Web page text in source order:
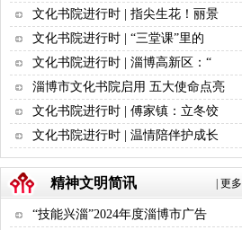
文化书院进行时 | 指尖生花！丽景
文化书院进行时 | “三堂课”里的
文化书院进行时 | 淄博高新区：“
淄博市文化书院启用 五大使命点亮
文化书院进行时 | 傅家镇：立冬饺
文化书院进行时 | 温情陪伴护成长
更多
精神文明简讯
“技能兴淄”2024年度淄博市广告